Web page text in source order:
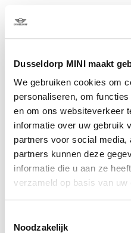
Dusseldorp MINI maakt
We gebruiken cookies om
personaliseren, om
en om ons websiteverkeer
informatie over uw gebruik
partners voor social
partners kunnen deze
informatie die u aan ze
verzameld op basis van
Noodzakelijk